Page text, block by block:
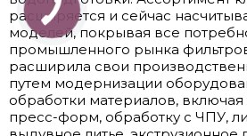
расширяется и сейчас
моделей, покрывая все
промышленного рынка
расширила свои
путем модернизации
обработки материалов,
пресс-форм, обработку с ЧПУ,